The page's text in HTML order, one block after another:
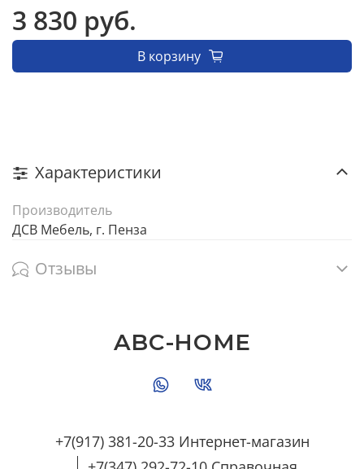
3 830 руб.
В корзину
Характеристики
Производитель
ДСВ Мебель, г. Пенза
Отзывы
+7(917) 381-20-33 Интернет-магазин
ABC-HOME